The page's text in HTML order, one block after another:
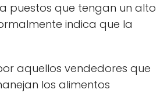
puestos que tengan un alto
indica que la
aquellos vendedores que
los alimentos